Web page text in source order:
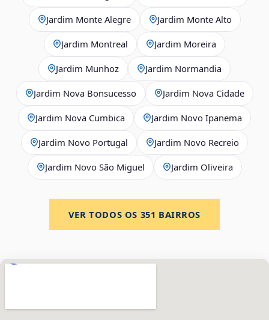
Jardim Monte Alegre Jardim Monte Alto
Jardim Montreal Jardim Moreira
Jardim Munhoz Jardim Normandia
Jardim Nova Bonsucesso Jardim Nova Cidade
Jardim Nova Cumbica Jardim Novo Ipanema
Jardim Novo Portugal Jardim Novo Recreio
Jardim Novo São Miguel Jardim Oliveira
VER TODOS OS 351 BAIRROS